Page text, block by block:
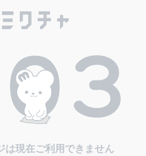
は現在ご利用できません